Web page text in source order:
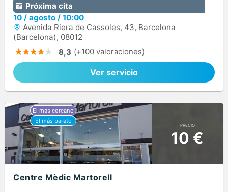
Próxima cita
10 / agosto / 10:00
Avenida Riera de Cassoles, 43, Barcelona
(Barcelona), 08012
8,3 (+100 valoraciones)
Ver servicio
PRECIO
10 €
Centre Mèdic Martorell